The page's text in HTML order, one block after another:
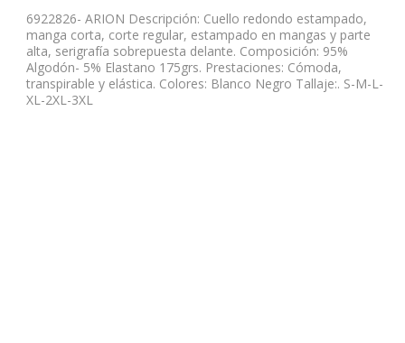
6922826- ARION Descripción: Cuello redondo estampado,
manga corta, corte regular, estampado en mangas y parte
alta, serigrafía sobrepuesta delante. Composición: 95%
Algodón- 5% Elastano 175grs. Prestaciones: Cómoda,
transpirable y elástica. Colores: Blanco Negro Tallaje:. S-M-L-
XL-2XL-3XL